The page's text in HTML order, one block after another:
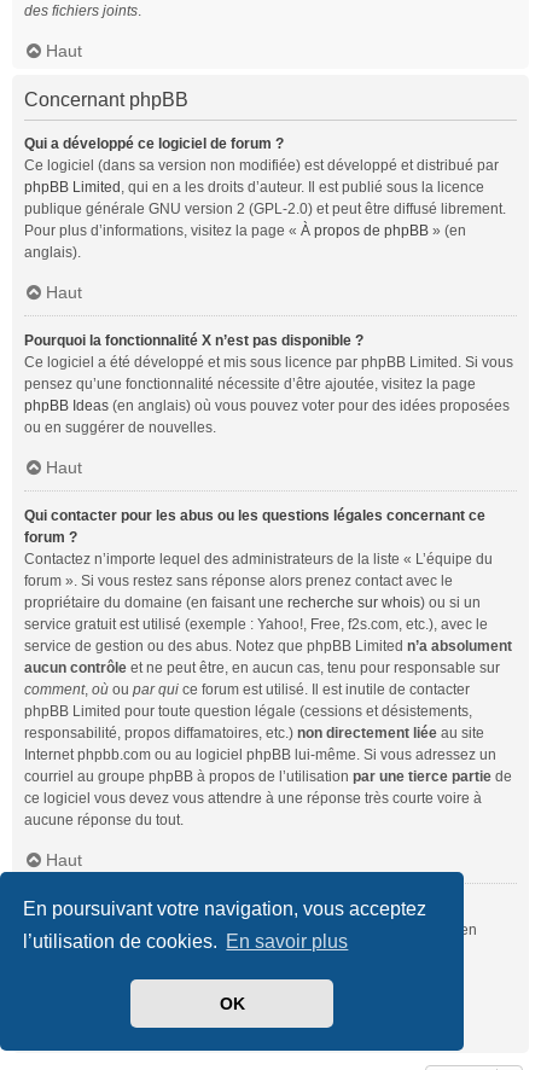
En poursuivant votre navigation, vous acceptez
l’utilisation de cookies. En savoir plus
OK
des fichiers joints.
Haut
Concernant phpBB
Qui a développé ce logiciel de forum ?
Ce logiciel (dans sa version non modifiée) est développé et distribué par
phpBB Limited , qui en a les droits d’auteur. Il est publié sous la licence
publique générale GNU version 2 (GPL-2.0) et peut être diffusé librement.
Pour plus d’informations, visitez la page « À propos de phpBB » (en
anglais).
Haut
Pourquoi la fonctionnalité X n’est pas disponible ?
Ce logiciel a été développé et mis sous licence par phpBB Limited. Si vous
pensez qu’une fonctionnalité nécessite d’être ajoutée, visitez la page
phpBB Ideas (en anglais) où vous pouvez voter pour des idées proposées
ou en suggérer de nouvelles.
Haut
Qui contacter pour les abus ou les questions légales concernant ce
forum ?
Contactez n’importe lequel des administrateurs de la liste « L’équipe du
forum ». Si vous restez sans réponse alors prenez contact avec le
propriétaire du domaine (en faisant une recherche sur whois) ou si un
service gratuit est utilisé (exemple : Yahoo!, Free, f2s.com, etc.), avec le
service de gestion ou des abus. Notez que phpBB Limited n’a absolument
aucun contrôle et ne peut être, en aucun cas, tenu pour responsable sur
comment, où ou par qui ce forum est utilisé. Il est inutile de contacter
phpBB Limited pour toute question légale (cessions et désistements,
responsabilité, propos diffamatoires, etc.) non directement liée au site
Internet phpbb.com ou au logiciel phpBB lui-même. Si vous adressez un
courriel au groupe phpBB à propos de l’utilisation par une tierce partie de
ce logiciel vous devez vous attendre à une réponse très courte voire à
aucune réponse du tout.
Haut
Comment puis-je contacter un administrateur du forum ?
Pour l’ensemble des utilisateurs du forum, vous pouvez utiliser le lien
« Nous contacter », si ce dernier a été activé par un administrateur.